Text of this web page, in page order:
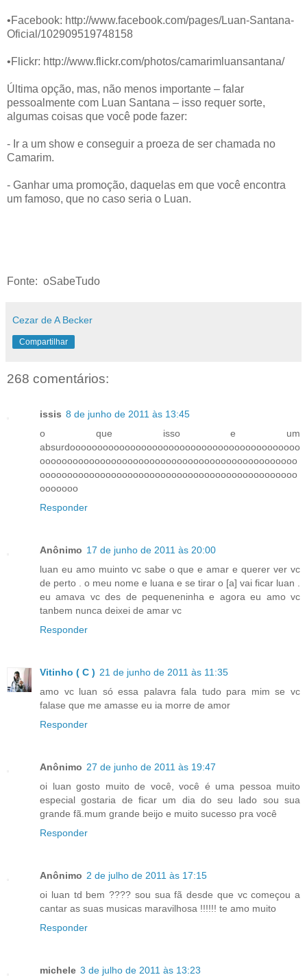
•Facebook: http://www.facebook.com/pages/Luan-Santana-
Oficial/102909519748158
•Flickr: http://www.flickr.com/photos/camarimluansantana/
Última opção, mas, não menos importante – falar
pessoalmente com Luan Santana – isso requer sorte,
algumas coisas que você pode fazer:
- Ir a um show e conseguir a proeza de ser chamada no
Camarim.
- Ganhar uma promoção, daquelas em que você encontra
um famoso, que no caso seria o Luan.
Fonte: oSabeTudo
Cezar de A Becker
Compartilhar
268 comentários:
issis 8 de junho de 2011 às 13:45
o que isso e um
absurdoooooooooooooooooooooooooooooooooooooooooo
ooooooooooooooooooooooooooooooooooooooooooooooo
ooooooooooooooooooooooooooooooooooooooooooooooo
ooooooo
Responder
Anônimo 17 de junho de 2011 às 20:00
luan eu amo muinto vc sabe o que e amar e querer ver vc
de perto . o meu nome e luana e se tirar o [a] vai ficar luan .
eu amava vc des de pequeneninha e agora eu amo vc
tanbem nunca deixei de amar vc
Responder
Vitinho ( C ) 21 de junho de 2011 às 11:35
amo vc luan só essa palavra fala tudo para mim se vc
falase que me amasse eu ia morre de amor
Responder
Anônimo 27 de junho de 2011 às 19:47
oi luan gosto muito de você, você é uma pessoa muito
especial gostaria de ficar um dia do seu lado sou sua
grande fã.mum grande beijo e muito sucesso pra você
Responder
Anônimo 2 de julho de 2011 às 17:15
oi luan td bem ???? sou sua fã desde que vc começou a
cantar as suas musicas maravilhosa !!!!!! te amo muito
Responder
michele 3 de julho de 2011 às 13:23